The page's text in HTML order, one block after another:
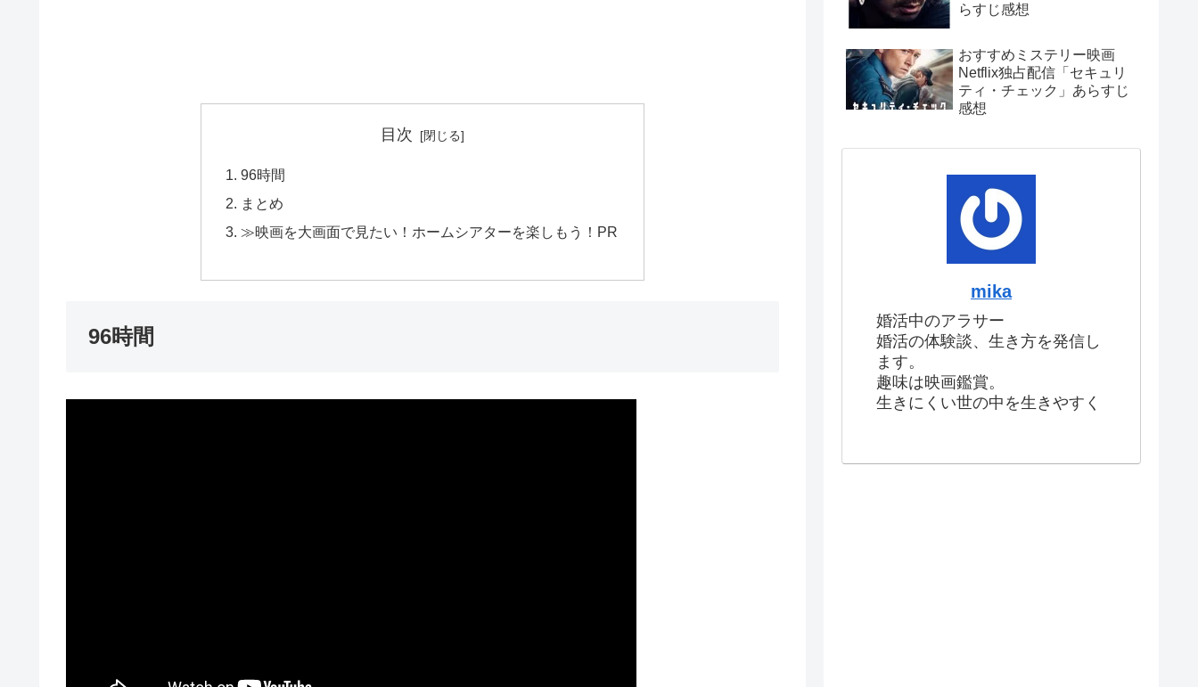
目次
96時間
まとめ
≫映画を大画面で見たい！ホームシアターを楽しもう！PR
96時間
らすじ感想
おすすめミステリー映画
Netflix独占配信「セキュリ
ティ・チェック」あらすじ
感想
mika
婚活中のアラサー
婚活の体験談、生き方を発信し
ます。
趣味は映画鑑賞。
生きにくい世の中を生きやすく